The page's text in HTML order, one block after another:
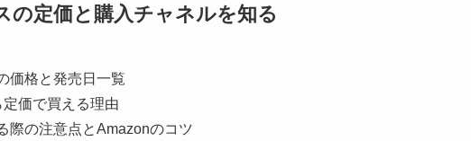
の定価と購入チャネルを知る
価格と発売日一覧
価で買える理由
際の注意点とAmazonのコツ